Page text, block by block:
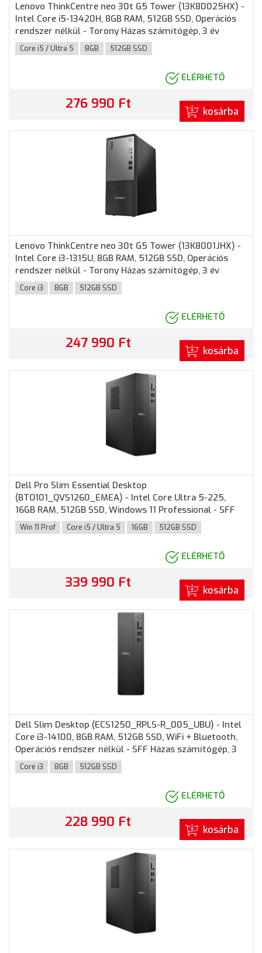
Lenovo ThinkCentre neo 30t G5 Tower (13K80025HX) -
Intel Core i5-13420H, 8GB RAM, 512GB SSD, Operációs
rendszer nélkül - Torony Házas számítógép, 3 év
helyszíni garancia
Core i5 / Ultra 5 8GB 512GB SSD
ELÉRHETŐ
276 990 Ft kosárba
Lenovo ThinkCentre neo 30t G5 Tower (13K8001JHX) -
Intel Core i3-1315U, 8GB RAM, 512GB SSD, Operációs
rendszer nélkül - Torony Házas számítógép, 3 év
helyszíni garancia
Core i3 8GB 512GB SSD
ELÉRHETŐ
247 990 Ft kosárba
Dell Pro Slim Essential Desktop
(BTO101_QVS1260_EMEA) - Intel Core Ultra 5-225,
16GB RAM, 512GB SSD, Windows 11 Professional - SFF
Házas számítógép 3 év garanciával
Win 11 Prof Core i5 / Ultra 5 16GB 512GB SSD
ELÉRHETŐ
339 990 Ft kosárba
Dell Slim Desktop (ECS1250_RPLS-R_005_UBU) - Intel
Core i3-14100, 8GB RAM, 512GB SSD, WiFi + Bluetooth,
Operációs rendszer nélkül - SFF Házas számítógép, 3
év helyszíni garancia
Core i3 8GB 512GB SSD
ELÉRHETŐ
228 990 Ft kosárba